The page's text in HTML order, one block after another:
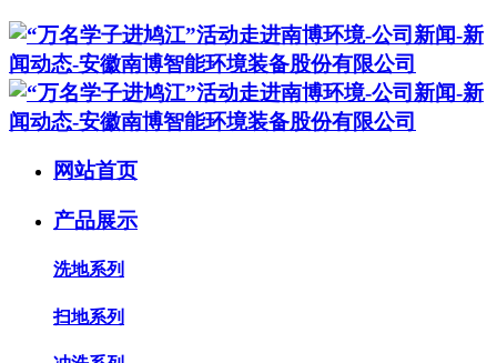
网站首页
产品展示
洗地系列
扫地系列